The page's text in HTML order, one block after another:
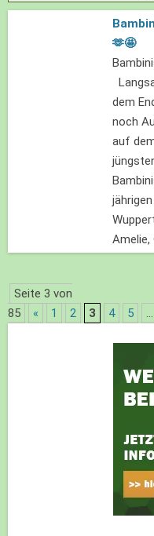
🫶🤩
dem
noch
auf
Amelie,
Seite 3 von
85
« 1 2 3 4 5 ...